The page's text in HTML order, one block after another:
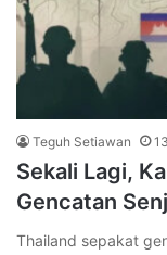
Teguh Setiawan
Sekali Lagi,
Gencatan
Thailand sepakat